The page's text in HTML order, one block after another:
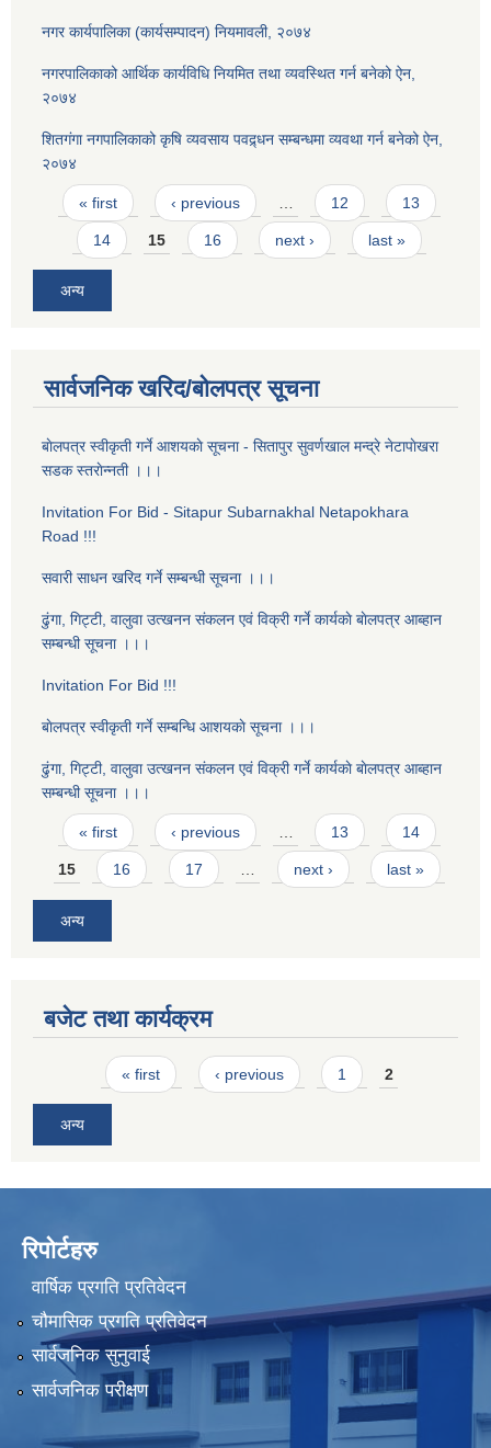
नगर कार्यपालिका (कार्यसम्पादन) नियमावली, २०७४
नगरपालिकाको आर्थिक कार्यविधि नियमित तथा व्यवस्थित गर्न बनेको ऐन,
२०७४
शितगंगा नगपालिकाको कृषि व्यवसाय पवद्र्धन सम्बन्धमा व्यवथा गर्न बनेको ऐन,
२०७४
Pages
« first ‹ previous 12 13
14 15 16 next › last »
अन्य
सार्वजनिक खरिद/बोलपत्र सूचना
बाेलपत्र स्वीकृती गर्ने आशयकाे सूचना - सितापुर सुवर्णखाल मन्द्रे नेटापाेखरा
सडक स्तराेन्नती ।।।
Invitation For Bid - Sitapur Subarnakhal Netapokhara
Road !!!
सवारी साधन खरिद गर्ने सम्बन्धी सूचना ।।।
ढुंगा, गिट्टी, वालुवा उत्खनन संकलन एवं विक्री गर्ने कार्यकाे बाेलपत्र आब्हान
सम्बन्धी सूचना ।।।
Invitation For Bid !!!
बाेलपत्र स्वीकृती गर्ने सम्बन्धि आशयकाे सूचना ।।।
ढुंगा, गिट्टी, वालुवा उत्खनन संकलन एवं विक्री गर्ने कार्यकाे बाेलपत्र आब्हान
सम्बन्धी सूचना ।।।
Pages
« first ‹ previous … 13 14
15 16 17 … next › last »
अन्य
बजेट तथा कार्यक्रम
Pages« first ‹ previous 1 2
अन्य
रिपोर्टहरु
वार्षिक प्रगति प्रतिवेदन
चौमासिक प्रगति प्रतिवेदन
सार्वजनिक सुनुवाई
सार्वजनिक परीक्षण